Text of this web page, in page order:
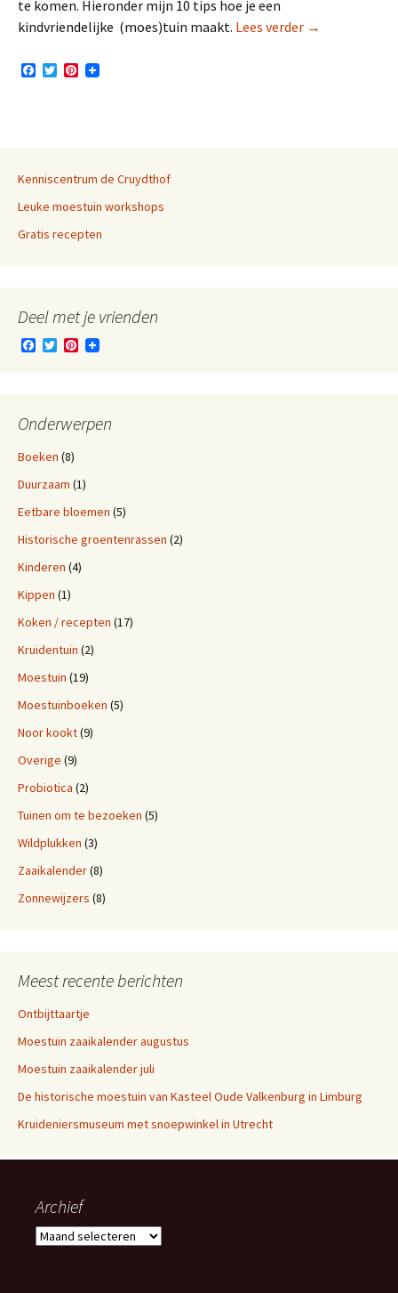
te komen. Hieronder mijn 10 tips hoe je een
kindvriendelijke (moes)tuin maakt. Lees verder 10 Tips voor
→
T
P
t
Kenniscentrum de Cruydthof
Leuke moestuin workshops
Gratis recepten
Deel met je vrienden
o
o
T
e
r
P
r
e
Onderwerpen
Boeken (8)
Duurzaam (1)
Eetbare bloemen (5)
Historische groentenrassen (2)
Kinderen (4)
Kippen (1)
Koken / recepten (17)
Kruidentuin (2)
Moestuin (19)
Moestuinboeken (5)
Noor kookt(9)
Overige (9)
Probiotica (2)
Tuinen om te bezoeken (5)
Wildplukken (3)
Zaaikalender(8)
Zonnewijzers (8)
Meest recente berichten
Ontbijttaartje
Moestuin zaaikalender augustus
Moestuin zaaikalender juli
De historische moestuin van Kasteel Oude Valkenburg in Limburg
Kruideniersmuseum met snoepwinkel in Utrecht
Archief
Archief